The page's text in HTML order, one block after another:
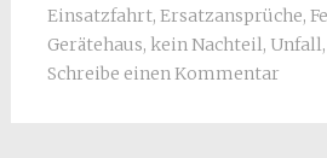
Einsatzfahrt, Ersatzansprüche,
Gerätehaus, kein Nachteil, Unfall,
Schreibe einen Kommentar